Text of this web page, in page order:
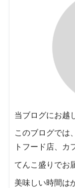
当ブログにお越
このブログでは
トフード店、カ
てんこ盛りでお
美味しい時間は